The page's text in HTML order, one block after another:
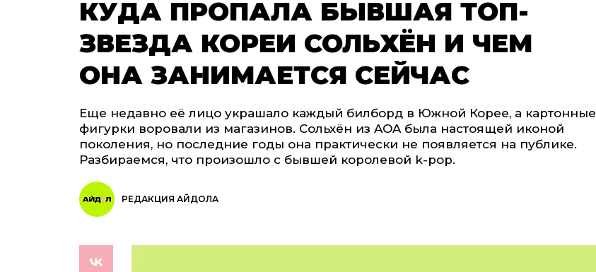
КУДА ПРОПАЛА БЫВШАЯ ТОП-
ЗВЕЗДА КОРЕИ СОЛЬХЁН И ЧЕМ
ОНА ЗАНИМАЕТСЯ СЕЙЧАС
Еще недавно её лицо украшало каждый билборд в Южной Корее, а картонные
фигурки воровали из магазинов. Сольхён из AOA была настоящей иконой
поколения, но последние годы она практически не появляется на публике.
Разбираемся, что произошло с бывшей королевой k-pop.
РЕДАКЦИЯ АЙДОЛА